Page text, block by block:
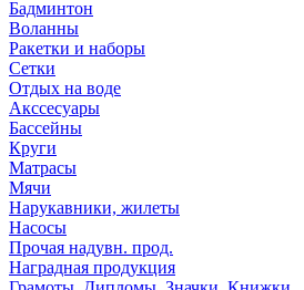
Бадминтон
Воланны
Ракетки и наборы
Сетки
Отдых на воде
Акссесуары
Бассейны
Круги
Матрасы
Мячи
Нарукавники, жилеты
Насосы
Прочая надувн. прод.
Наградная продукция